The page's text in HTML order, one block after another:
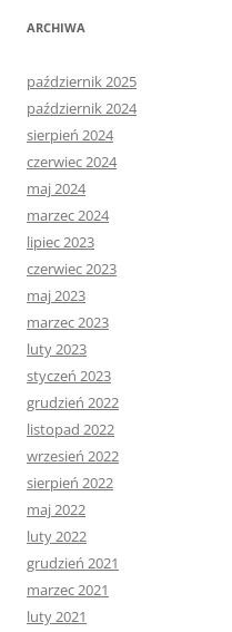
ARCHIWA
październik 2025
październik 2024
sierpień 2024
czerwiec 2024
maj 2024
marzec 2024
lipiec 2023
czerwiec 2023
maj 2023
marzec 2023
luty 2023
styczeń 2023
grudzień 2022
listopad 2022
wrzesień 2022
sierpień 2022
maj 2022
luty 2022
grudzień 2021
marzec 2021
luty 2021